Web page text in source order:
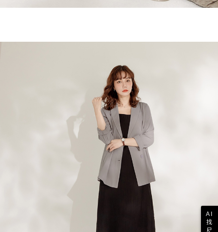
AI
找
尺